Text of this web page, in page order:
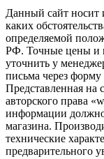
Данный сайт носит
каких
определяемой
РФ. Точные цены и
уточнить у
письма через форму
Представленная на
авторского права
информации должно
магазина.
технические
предварительного